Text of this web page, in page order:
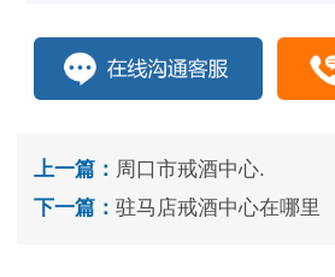
上一篇： 周口市戒酒中心.
下一篇： 驻马店戒酒中心在哪里